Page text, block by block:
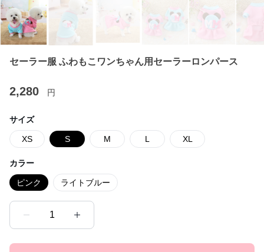
セーラー服 ふわもこワンちゃん用セーラーロンパース
2,280 円
サイズ
XS S M L XL
カラー
ピンク ライトブルー
1